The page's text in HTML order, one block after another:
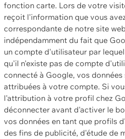
fonction carte. Lors de votre
reçoit l'information que vous
correspondante de notre site
indépendamment du fait que
un compte d'utilisateur par
qu'il n'existe pas de compte
connecté à Google, vos
attribuées à votre compte. Si
l'attribution à votre profil chez
déconnecter avant d'activer le
vos données en tant que profils
des fins de publicité, d'étude de